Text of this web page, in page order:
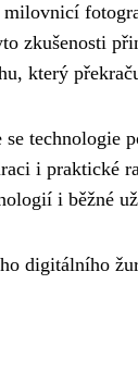
zkušenosti
který
technologie
i praktické
i běžné
digitálního